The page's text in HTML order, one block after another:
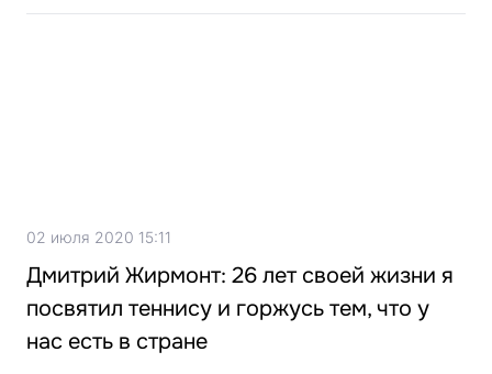
02 июля 2020 15:11
Дмитрий Жирмонт: 26 лет своей жизни я
посвятил теннису и горжусь тем, что у
нас есть в стране